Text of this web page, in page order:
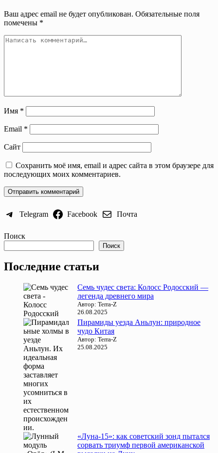
Ваш адрес email не будет опубликован. Обязательные поля
помечены *
Имя *
Email *
Сайт
Сохранить моё имя, email и адрес сайта в этом браузере для
последующих моих комментариев.
Telegram Facebook Почта
Поиск
Поиск
Последние статьи
Семь чудес света: Колосс Родосский —
легенда древнего мира
Автор: Terra-Z
26.08.2025
Пирамиды уезда Аньлун: природное
чудо Китая
Автор: Terra-Z
25.08.2025
«Луна-15»: как советский зонд пытался
сорвать триумф первой американской